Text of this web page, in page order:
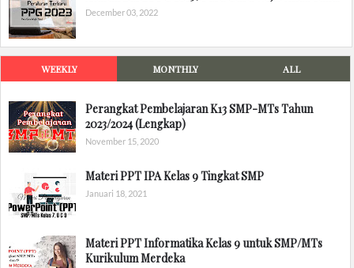
December 03, 2022
WEEKLY MONTHLY ALL
Perangkat Pembelajaran K13 SMP-MTs Tahun
2023/2024 (Lengkap)
November 15, 2020
Materi PPT IPA Kelas 9 Tingkat SMP
Januari 18, 2021
Materi PPT Informatika Kelas 9 untuk SMP/MTs
Kurikulum Merdeka